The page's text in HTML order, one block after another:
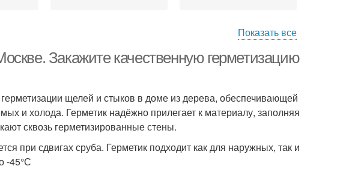
Показать все
Закажите качественную герметизацию
щелей и стыков в доме из дерева, обеспечивающей
и холода. Герметик надёжно прилегает к материалу, заполняя
сквозь герметизированные стены.
при сдвигах сруба. Герметик подходит как для наружных, так и
-45°С